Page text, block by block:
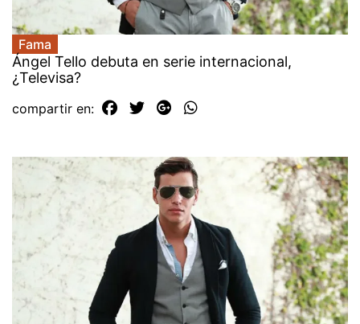
Fama
Ángel Tello debuta en serie internacional,
¿Televisa?
compartir en: